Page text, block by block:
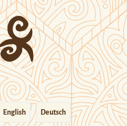
English Deutsch